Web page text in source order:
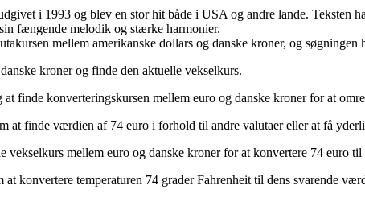
i 1993 og blev en stor hit både i USA og andre lande. Teksten
fængende melodik og stærke harmonier.
mellem amerikanske dollars og danske kroner, og
kroner og finde den aktuelle vekselkurs.
finde konverteringskursen mellem euro og danske kroner for at
at finde værdien af 74 euro i forhold til andre valutaer eller at få
mellem euro og danske kroner for at konvertere 74 euro til
konvertere temperaturen 74 grader Fahrenheit til dens svarende